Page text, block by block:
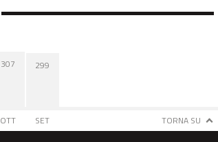
307
OTT
299
SET TORNA SU